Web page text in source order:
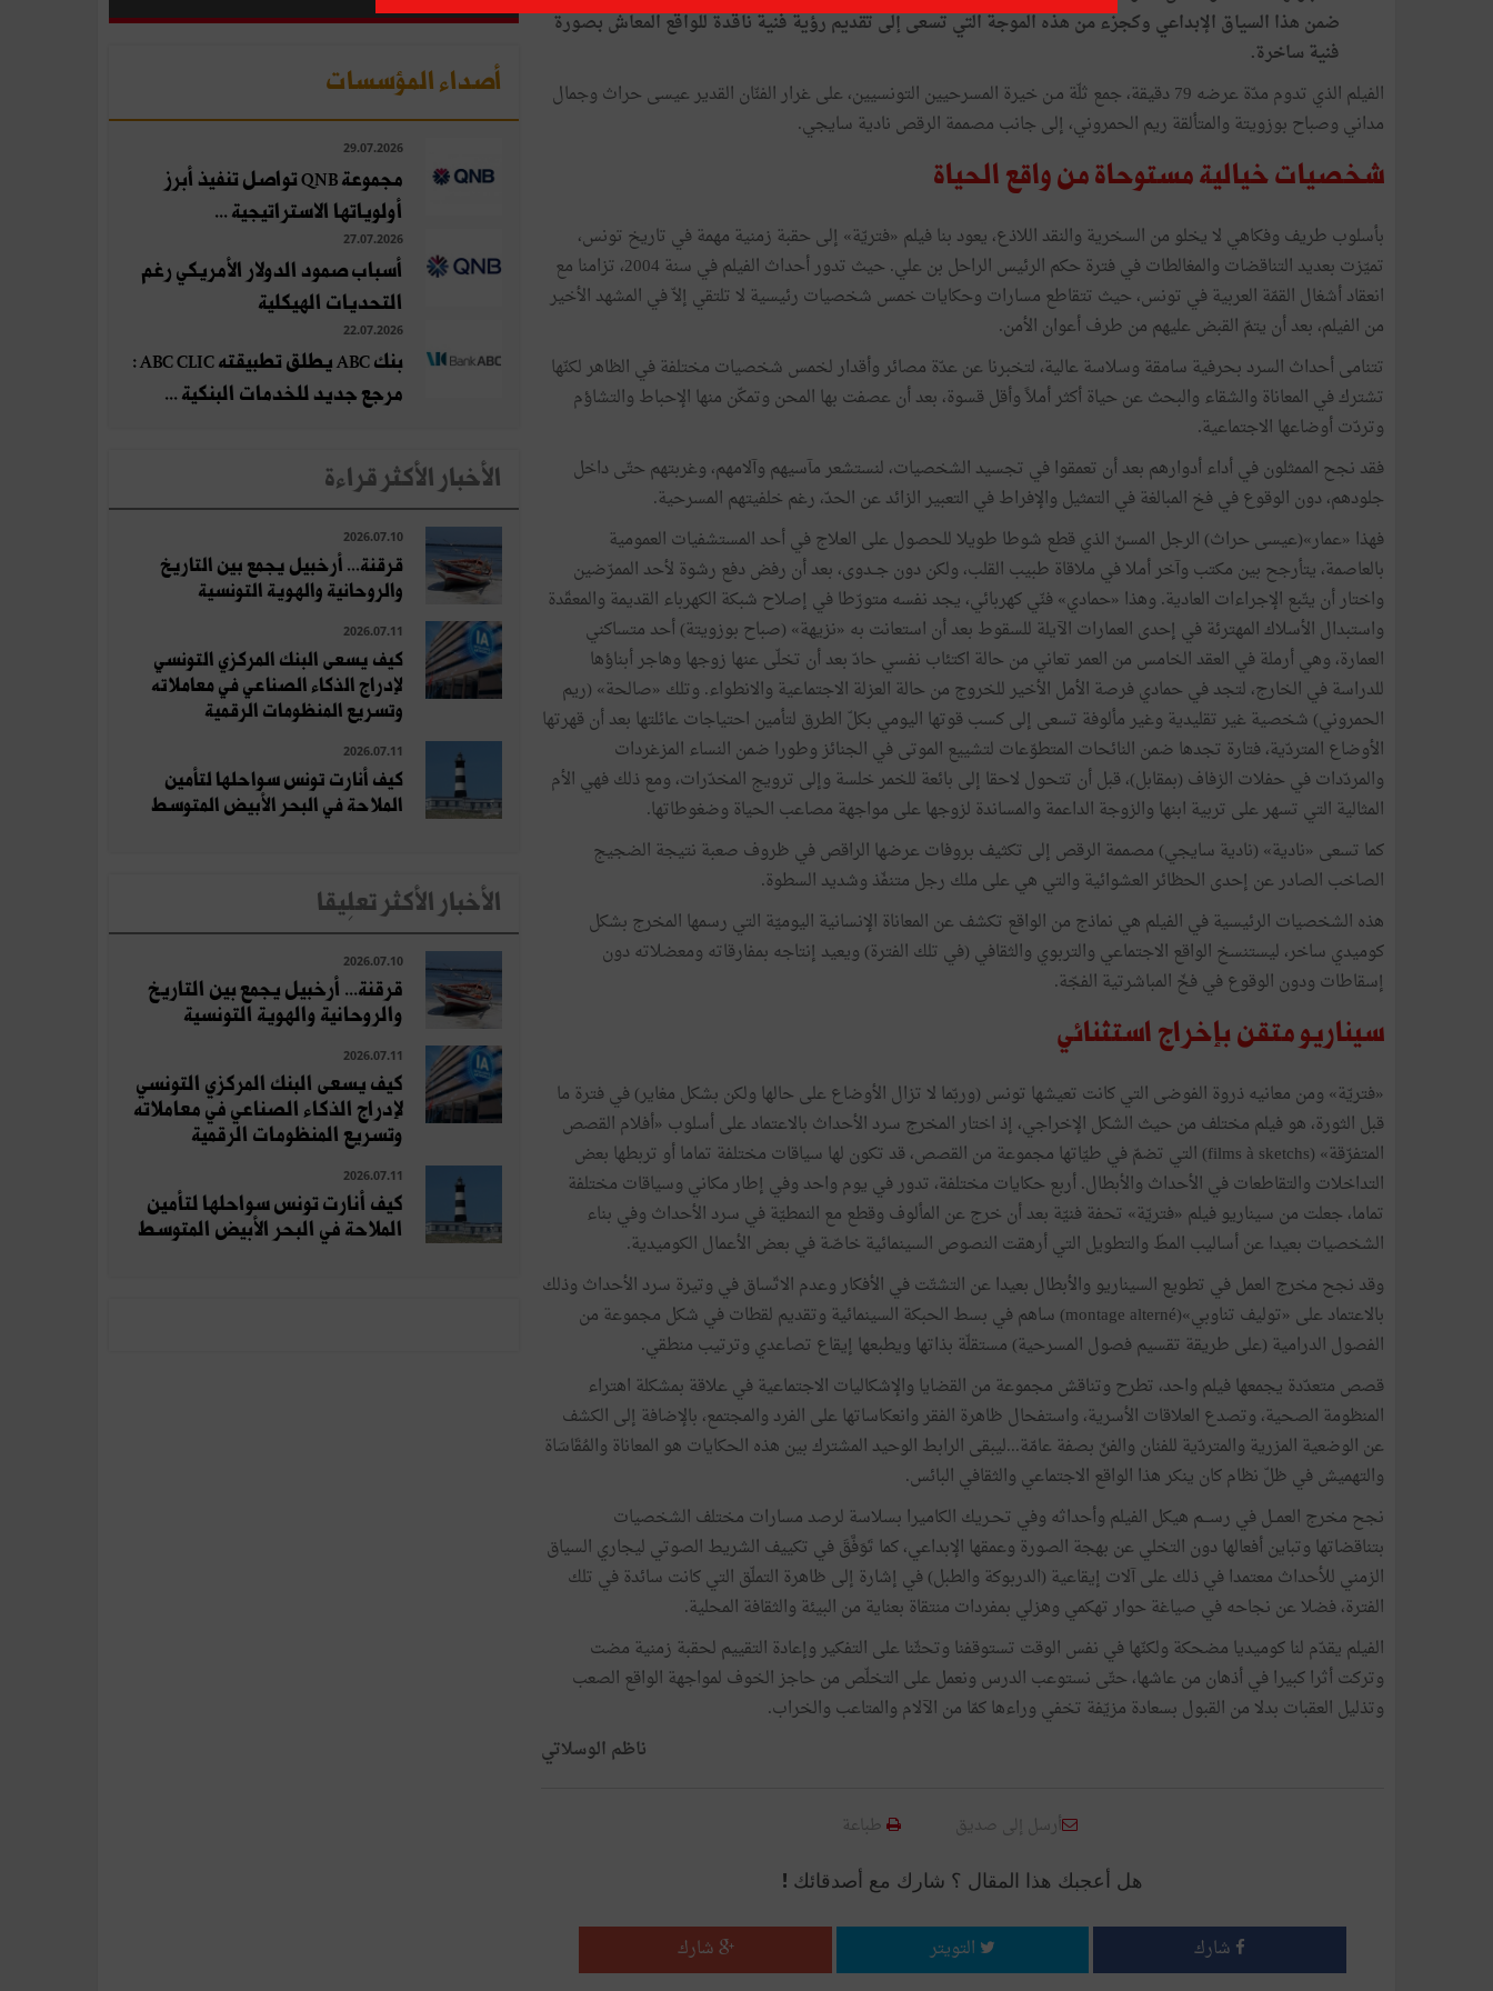
ضمن هذا السياق الإبداعي وكجزء من هذه الموجة التي تسعى إلى تقديم رؤية فنية ناقدة للواقع المعاش بصورة
فنية ساخرة.
الفيلم الذي تدوم مدّة عرضه 79 دقيقة، جمع ثلّة مـن خيرة المسرحيين التونسيين، على غرار الفنّان القدير عيسى حراث وجمال
مداني وصباح بوزويتة والمتألقة ريم الحمروني، إلى جانب مصممة الرقص نادية سايجي.
شخصيات خيالية مستوحاة من واقع الحياة
بأسلوب طريف وفكاهي لا يخلو من السخرية والنقد اللاذع، يعود بنا فيلم «فتريّة» إلى حقبة زمنية مهمة في تاريخ تونس،
تميّزت بعديد التناقضات والمغالطات في فترة حكم الرئيس الراحل بن علي. حيث تدور أحداث الفيلم في سنة 2004، تزامنا مع
انعقاد أشغال القمّة العربية في تونس، حيث تتقاطع مسارات وحكايات خمس شخصيات رئيسية لا تلتقي إلاّ في المشهد الأخير
من الفيلم، بعد أن يتمّ القبض عليهم من طرف أعوان الأمن.
تتنامى أحداث السرد بحرفية سامقة وسلاسة عالية، لتخبرنا عن عدّة مصائر وأقدار لخمس شخصيات مختلفة في الظاهر لكنّها
تشترك في المعاناة والشقاء والبحث عن حياة أكثر أملاً وأقل قسوة، بعد أن عصفت بها المحن وتمكّن منها الإحباط والتشاؤم
وتردّت أوضاعها الاجتماعية.
فقد نجح الممثلون في أداء أدوارهم بعد أن تعمقوا في تجسيد الشخصيات، لنستشعر مآسيهم وآلامهم، وغربتهم حتّى داخل
جلودهم، دون الوقوع في فخ المبالغة في التمثيل والإفراط في التعبير الزائد عن الحدّ، رغم خلفيتهم المسرحية.
فهذا «عمار»(عيسى حراث) الرجل المسنّ الذي قطع شوطا طويلا للحصول على العلاج في أحد المستشفيات العمومية
بالعاصمة، يتأرجح بين مكتب وآخر أملا في ملاقاة طبيب القلب، ولكن دون جــدوى، بعد أن رفض دفع رشوة لأحد الممرّضين
واختار أن يتّبع الإجراءات العادية. وهذا «حمادي» فنّي كهربائي، يجد نفسه متورّطا في إصلاح شبكة الكهرباء القديمة والمعقّدة
واستبدال الأسلاك المهترئة في إحدى العمارات الآيلة للسقوط بعد أن استعانت به «نزيهة» (صباح بوزويتة) أحد متساكني
العمارة، وهي أرملة في العقد الخامس من العمر تعاني من حالة اكتئاب نفسي حادّ بعد أن تخلّى عنها زوجها وهاجر أبناؤها
للدراسة في الخارج، لتجد في حمادي فرصة الأمل الأخير للخروج من حالة العزلة الاجتماعية والانطواء. وتلك «صالحة» (ريم
الحمروني) شخصية غير تقليدية وغير مألوفة تسعى إلى كسب قوتها اليومي بكلّ الطرق لتأمين احتياجات عائلتها بعد أن قهرتها
الأوضاع المتردّية، فتارة تجدها ضمن النائحات المتطوّعات لتشييع الموتى في الجنائز وطورا ضمن النساء المزغردات
والمردّدات في حفلات الزفاف (بمقابل)، قبل أن تتحول لاحقا إلى بائعة للخمر خلسة وإلى ترويج المخدّرات، ومع ذلك فهي الأم
المثالية التي تسهر على تربية ابنها والزوجة الداعمة والمساندة لزوجها على مواجهة مصاعب الحياة وضغوطاتها.
كما تسعى «نادية» (نادية سايجي) مصممة الرقص إلى تكثيف بروفات عرضها الراقص في ظروف صعبة نتيجة الضجيج
الصاخب الصادر عن إحدى الحظائر العشوائية والتي هي على ملك رجل متنفّذ وشديد السطوة.
هذه الشخصيات الرئيسية في الفيلم هي نماذج من الواقع تكشف عن المعاناة الإنسانية اليوميّة التي رسمها المخرج بشكل
كوميدي ساخر، ليستنسخ الواقع الاجتماعي والتربوي والثقافي (في تلك الفترة) ويعيد إنتاجه بمفارقاته ومعضلاته دون
إسقاطات ودون الوقوع في فخّ المباشرتية الفجّة.
سيناريو متقن بإخراج استثنائي
«فتريّة» ومن معانيه ذروة الفوضى التي كانت تعيشها تونس (وربّما لا تزال الأوضاع على حالها ولكن بشكل مغاير) في فترة ما
قبل الثورة، هو فيلم مختلف من حيث الشكل الإخراجي، إذ اختار المخرج سرد الأحداث بالاعتماد على أسلوب «أفلام القصص
المتفرّقة» (films à sketchs) التي تضمّ في طيّاتها مجموعة من القصص، قد تكون لها سياقات مختلفة تماما أو تربطها بعض
التداخلات والتقاطعات في الأحداث والأبطال. أربع حكايات مختلفة، تدور في يوم واحد وفي إطار مكاني وسياقات مختلفة
تماما، جعلت من سيناريو فيلم «فتريّة» تحفة فنيّة بعد أن خرج عن المألوف وقطع مع النمطيّة في سرد الأحداث وفي بناء
الشخصيات بعيدا عن أساليب المطّ والتطويل التي أرهقت النصوص السينمائية خاصّة في بعض الأعمال الكوميدية.
وقد نجح مخرج العمل في تطويع السيناريو والأبطال بعيدا عن التشتّت في الأفكار وعدم الاتّساق في وتيرة سرد الأحداث وذلك
بالاعتماد على «توليف تناوبي»(montage alterné) ساهم في بسط الحبكة السينمائية وتقديم لقطات في شكل مجموعة من
الفصول الدرامية (على طريقة تقسيم فصول المسرحية) مستقلّة بذاتها ويطبعها إيقاع تصاعدي وترتيب منطقي.
قصص متعدّدة يجمعها فيلم واحد، تطرح وتناقش مجموعة من القضايا والإشكاليات الاجتماعية في علاقة بمشكلة اهتراء
المنظومة الصحية، وتصدع العلاقات الأسرية، واستفحال ظاهرة الفقر وانعكاساتها على الفرد والمجتمع، بالإضافة إلى الكشف
عن الوضعية المزرية والمتردّية للفنان والفنّ بصفة عامّة...ليبقى الرابط الوحيد المشترك بين هذه الحكايات هو المعاناة والمُقَاسَاة
والتهميش في ظلّ نظام كان ينكر هذا الواقع الاجتماعي والثقافي البائس.
نجح مخرج العمــل في رســـم هيكل الفيلم وأحداثه وفي تحـريك الكاميرا بسلاسة لرصد مسارات مختلف الشخصيات
بتناقضاتها وتباين أفعالها دون التخلي عن بهجة الصورة وعمقها الإبداعي، كما تَوَفَّقَ في تكييف الشريط الصوتي ليجاري السياق
الزمني للأحداث معتمدا في ذلك على آلات إيقاعية (الدربوكة والطبل) في إشارة إلى ظاهرة التملّق التي كانت سائدة في تلك
الفترة، فضلا عن نجاحه في صياغة حوار تهكمي وهزلي بمفردات منتقاة بعناية من البيئة والثقافة المحلية.
الفيلم يقدّم لنا كوميديا مضحكة ولكنّها في نفس الوقت تستوقفنا وتحثّنا على التفكير وإعادة التقييم لحقبة زمنية مضت
وتركت أثرا كبيرا في أذهان من عاشها، حتّى نستوعب الدرس ونعمل على التخلّص من حاجز الخوف لمواجهة الواقع الصعب
وتذليل العقبات بدلا من القبول بسعادة مزيّفة تخفي وراءها كمّا من الآلام والمتاعب والخراب.
ناظم الوسلاتي
أرسل إلى صديق طباعة
هل أعجبك هذا المقال ؟ شارك مع أصدقائك !
شارك التويتر شارك
أصداء المؤسسات
29.07.2026
مجموعة QNB تواصل تنفيذ أبرز
أولوياتها الاستراتيجية ...
27.07.2026
أسباب صمود الدولار الأمريكي رغم
التحديات الهيكلية
22.07.2026
بنك ABC يطلق تطبيقته ABC CLIC :
مرجع جديد للخدمات البنكية ...
الأخبار الأكثر قراءة
2026.07.10
قرقنة... أرخبيل يجمع بين التاريخ
والروحانية والهوية التونسية
2026.07.11
كيف يسعى البنك المركزي التونسي
لإدراج الذكاء الصناعي في معاملاته
وتسريع المنظومات الرقمية
2026.07.11
كيف أنارت تونس سواحلها لتأمين
الملاحة في البحر الأبيض المتوسط
الأخبار الأكثر تعلِيقا
2026.07.10
قرقنة... أرخبيل يجمع بين التاريخ
والروحانية والهوية التونسية
2026.07.11
كيف يسعى البنك المركزي التونسي
لإدراج الذكاء الصناعي في معاملاته
وتسريع المنظومات الرقمية
2026.07.11
كيف أنارت تونس سواحلها لتأمين
الملاحة في البحر الأبيض المتوسط